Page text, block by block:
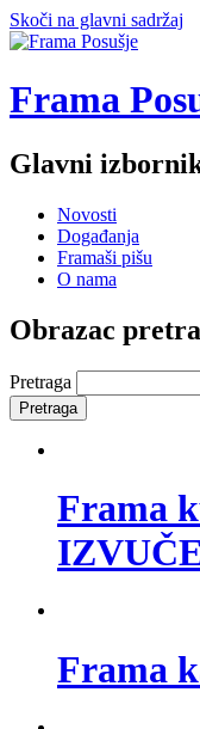
Skoči na glavni sadržaj
Frama
Glavni
Novosti
Događanja
Framaši pišu
O nama
Obrazac
Pretraga
Frama
Frama